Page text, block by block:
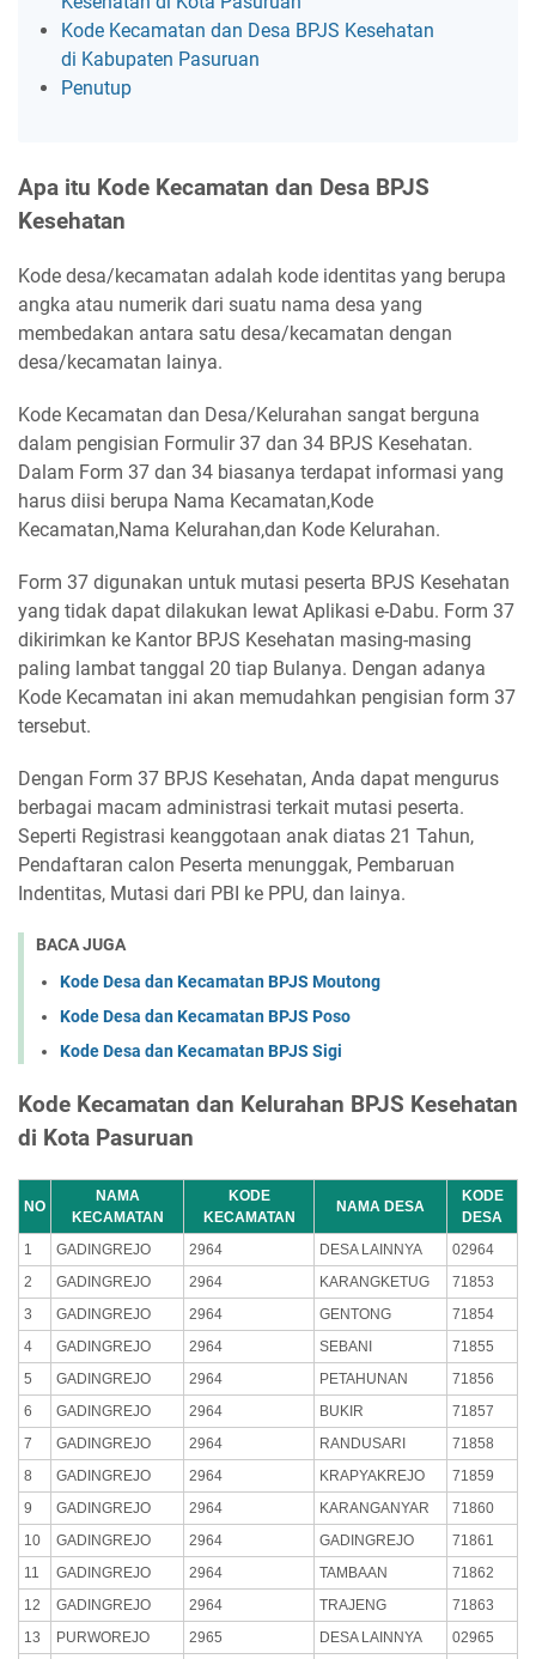
Kode Kecamatan dan Desa BPJS Kesehatan
di Kabupaten Pasuruan
Penutup
Apa itu Kode Kecamatan dan Desa BPJS
Kesehatan
Kode desa/kecamatan adalah kode identitas yang berupa
angka atau numerik dari suatu nama desa yang
membedakan antara satu desa/kecamatan dengan
desa/kecamatan lainya.
Kode Kecamatan dan Desa/Kelurahan sangat berguna
dalam pengisian Formulir 37 dan 34 BPJS Kesehatan.
Dalam Form 37 dan 34 biasanya terdapat informasi yang
harus diisi berupa Nama Kecamatan,Kode
Kecamatan,Nama Kelurahan,dan Kode Kelurahan.
Form 37 digunakan untuk mutasi peserta BPJS Kesehatan
yang tidak dapat dilakukan lewat Aplikasi e-Dabu. Form 37
dikirimkan ke Kantor BPJS Kesehatan masing-masing
paling lambat tanggal 20 tiap Bulanya. Dengan adanya
Kode Kecamatan ini akan memudahkan pengisian form 37
tersebut.
Dengan Form 37 BPJS Kesehatan, Anda dapat mengurus
berbagai macam administrasi terkait mutasi peserta.
Seperti Registrasi keanggotaan anak diatas 21 Tahun,
Pendaftaran calon Peserta menunggak, Pembaruan
Indentitas, Mutasi dari PBI ke PPU, dan lainya.
BACA JUGA
Kode Desa dan Kecamatan BPJS Moutong
Kode Desa dan Kecamatan BPJS Poso
Kode Desa dan Kecamatan BPJS Sigi
Kode Kecamatan dan Kelurahan BPJS Kesehatan
di Kota Pasuruan
NO
NAMA
KECAMATAN
KODE
KECAMATAN
NAMA DESA
KODE
DESA
1
GADINGREJO 2964 DESA LAINNYA
02964
2
GADINGREJO 2964 KARANGKETUG
71853
3
GADINGREJO 2964 GENTONG
71854
4
GADINGREJO 2964 SEBANI
71855
5
GADINGREJO 2964 PETAHUNAN
71856
6
GADINGREJO 2964 BUKIR
71857
7
GADINGREJO 2964 RANDUSARI
71858
8
GADINGREJO 2964 KRAPYAKREJO
71859
9
GADINGREJO 2964 KARANGANYAR
71860
10
GADINGREJO 2964 GADINGREJO
71861
11
GADINGREJO 2964 TAMBAAN
71862
12
GADINGREJO 2964 TRAJENG
71863
13
PURWOREJO 2965 DESA LAINNYA
02965